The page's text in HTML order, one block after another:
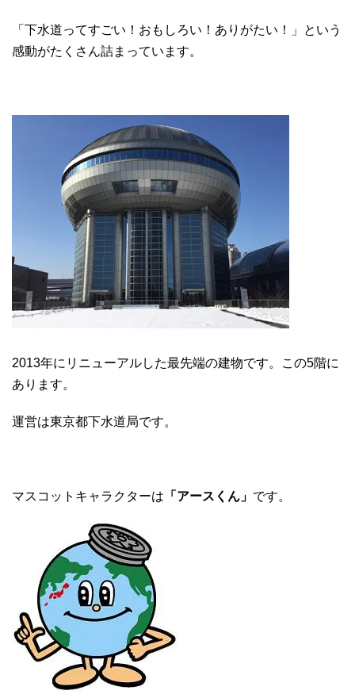
「下水道ってすごい！おもしろい！ありがたい！」という
感動がたくさん詰まっています。
2013年にリニューアルした最先端の建物です。この5階に
あります。
運営は東京都下水道局です。
マスコットキャラクターは 「アースくん」 です。